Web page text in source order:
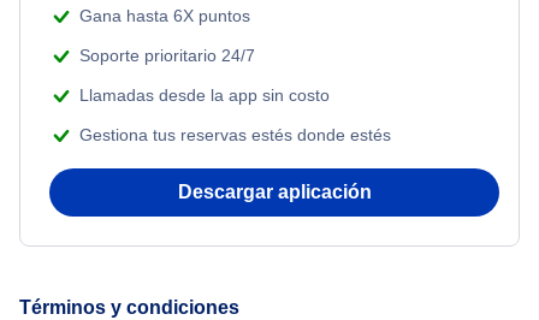
Flights Under $199
Flights from Nueva York to Estanbul
Flights from Nueva York to Atenas
Flights from Shanghai to Nueva York
Adventure Vacations
Beach Vacations
Gana hasta 6X puntos
Soporte prioritario 24/7
Llamadas desde la app sin costo
Gestiona tus reservas estés donde estés
Descargar aplicación
Términos y condiciones